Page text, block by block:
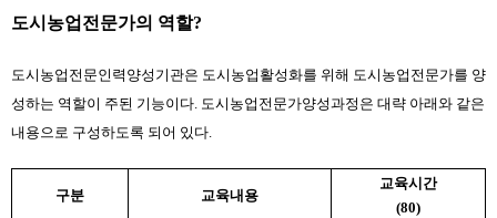
도시농업전문가의 역할?
도시농업전문인력양성기관은 도시농업활성화를 위해 도시농업전문가를 양
성하는 역할이 주된 기능이다. 도시농업전문가양성과정은 대략 아래와 같은
내용으로 구성하도록 되어 있다.
구분 교육내용
교육시간
(80)